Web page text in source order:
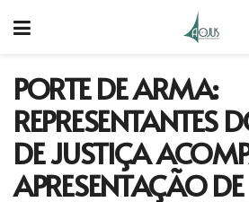
PORTE DE ARMA:
REPRESENTANTES
DE JUSTIÇA
APRESENTAÇÃO